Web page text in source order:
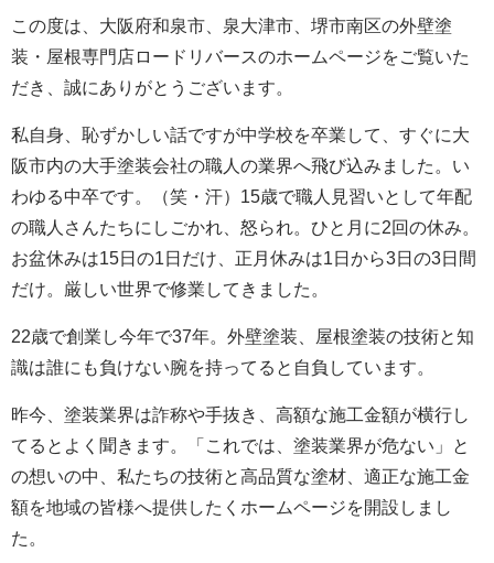
この度は、大阪府和泉市、泉大津市、堺市南区の外壁塗
装・屋根専門店ロードリバースのホームページをご覧いた
だき、誠にありがとうございます。
私自身、恥ずかしい話ですが中学校を卒業して、すぐに大
阪市内の大手塗装会社の職人の業界へ飛び込みました。い
わゆる中卒です。（笑・汗）15歳で職人見習いとして年配
の職人さんたちにしごかれ、怒られ。ひと月に2回の休み。
お盆休みは15日の1日だけ、正月休みは1日から3日の3日間
だけ。厳しい世界で修業してきました。
22歳で創業し今年で37年。外壁塗装、屋根塗装の技術と知
識は誰にも負けない腕を持ってると自負しています。
昨今、塗装業界は詐称や手抜き、高額な施工金額が横行し
てるとよく聞きます。「これでは、塗装業界が危ない」と
の想いの中、私たちの技術と高品質な塗材、適正な施工金
額を地域の皆様へ提供したくホームページを開設しまし
た。